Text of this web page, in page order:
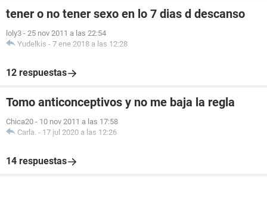
tener o no tener sexo en lo 7 dias d descanso
loly3 - 25 nov 2011 a las 22:54
Yudelkis - 7 ene 2018 a las 12:28
12 respuestas
Tomo anticonceptivos y no me baja la regla
Chica20 - 10 nov 2011 a las 17:58
Carla. - 17 jul 2020 a las 12:26
14 respuestas